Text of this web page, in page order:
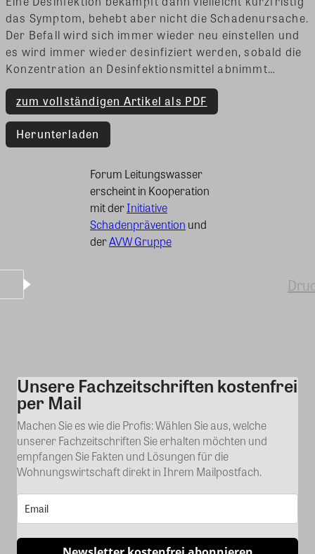
das Symptom, behebt aber nicht die Schadenursache.
Der Befall wird sich immer wieder neu einstellen und
es wird immer wieder desinfiziert werden, sobald die
Konzentration an Desinfektionsmittel abnimmt…
zum vollständigen Artikel als PDF
Herunterladen
Forum Leitungswasser
erscheint in Kooperation
mit derInitiative
Schadenprävention und
derAVW Gruppe
Kommentar
Unsere Fachzeitschriften kostenfrei
per Mail
Machen Sie es wie die Profis: Wählen Sie aus, welche
unserer Fachzeitschriften Sie erhalten möchten und
empfangen Sie Fakten und Lösungen für die
Wohnungswirtschaft direkt in Ihrem Mailpostfach.